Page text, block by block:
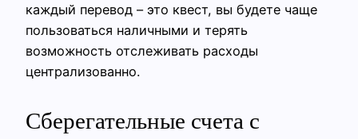
каждый перевод – это квест, вы будете чаще
пользоваться наличными и терять
возможность отслеживать расходы
централизованно.
Сберегательные счета с